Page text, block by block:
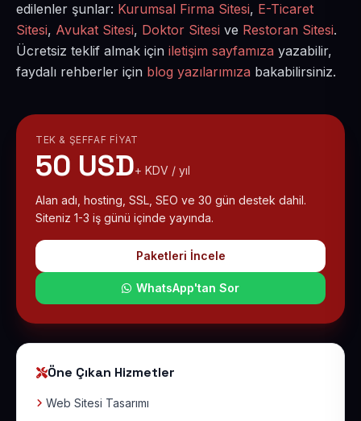
edilenler şunlar: Kurumsal Firma Sitesi, E-Ticaret
Sitesi, Avukat Sitesi, Doktor Sitesi ve Restoran Sitesi.
Ücretsiz teklif almak için iletişim sayfamıza yazabilir,
faydalı rehberler için blog yazılarımıza bakabilirsiniz.
TEK & ŞEFFAF FIYAT
50 USD+ KDV / yıl
Alan adı, hosting, SSL, SEO ve 30 gün destek dahil.
Siteniz 1-3 iş günü içinde yayında.
Paketleri İncele
WhatsApp'tan Sor
Öne Çıkan Hizmetler
Web Sitesi Tasarımı